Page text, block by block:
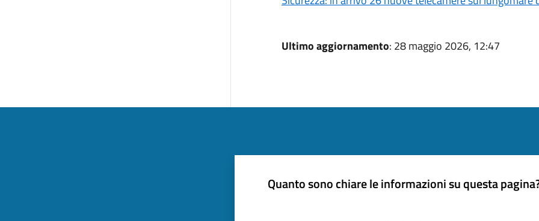
Ultimo aggiornamento: 28 maggio 2026, 12:47
Quanto sono chiare le informazioni su questa